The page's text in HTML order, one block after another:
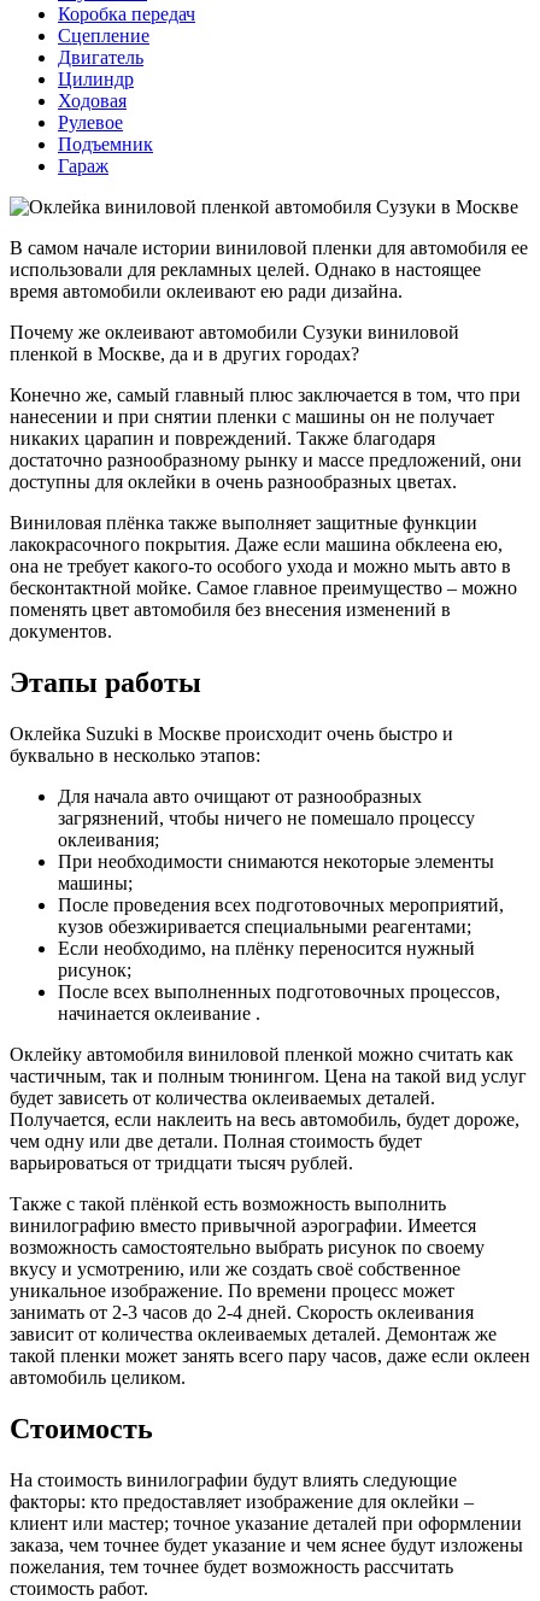
Коробка передач
Сцепление
Двигатель
Цилиндр
Ходовая
Рулевое
Подъемник
Гараж
В самом начале истории виниловой пленки для автомобиля ее
использовали для рекламных целей. Однако в настоящее
время автомобили оклеивают ею ради дизайна.
Почему же оклеивают автомобили Сузуки виниловой
пленкой в Москве, да и в других городах?
Конечно же, самый главный плюс заключается в том, что при
нанесении и при снятии пленки с машины он не получает
никаких царапин и повреждений. Также благодаря
достаточно разнообразному рынку и массе предложений, они
доступны для оклейки в очень разнообразных цветах.
Виниловая плёнка также выполняет защитные функции
лакокрасочного покрытия. Даже если машина обклеена ею,
она не требует какого-то особого ухода и можно мыть авто в
бесконтактной мойке. Самое главное преимущество – можно
поменять цвет автомобиля без внесения изменений в
документов.
Этапы работы
Оклейка Suzuki в Москве происходит очень быстро и
буквально в несколько этапов:
Для начала авто очищают от разнообразных
загрязнений, чтобы ничего не помешало процессу
оклеивания;
При необходимости снимаются некоторые элементы
машины;
После проведения всех подготовочных мероприятий,
кузов обезжиривается специальными реагентами;
Если необходимо, на плёнку переносится нужный
рисунок;
После всех выполненных подготовочных процессов,
начинается оклеивание .
Оклейку автомобиля виниловой пленкой можно считать как
частичным, так и полным тюнингом. Цена на такой вид услуг
будет зависеть от количества оклеиваемых деталей.
Получается, если наклеить на весь автомобиль, будет дороже,
чем одну или две детали. Полная стоимость будет
варьироваться от тридцати тысяч рублей.
Также с такой плёнкой есть возможность выполнить
винилографию вместо привычной аэрографии. Имеется
возможность самостоятельно выбрать рисунок по своему
вкусу и усмотрению, или же создать своё собственное
уникальное изображение. По времени процесс может
занимать от 2-3 часов до 2-4 дней. Скорость оклеивания
зависит от количества оклеиваемых деталей. Демонтаж же
такой пленки может занять всего пару часов, даже если оклеен
автомобиль целиком.
Стоимость
На стоимость винилографии будут влиять следующие
факторы: кто предоставляет изображение для оклейки –
клиент или мастер; точное указание деталей при оформлении
заказа, чем точнее будет указание и чем яснее будут изложены
пожелания, тем точнее будет возможность рассчитать
стоимость работ.